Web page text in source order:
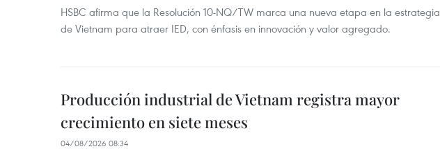
HSBC afirma que la Resolución 10-NQ/TW marca una nueva etapa en la estrategia
de Vietnam para atraer IED, con énfasis en innovación y valor agregado.
Producción industrial de Vietnam registra mayor
crecimiento en siete meses
04/08/2026 08:34